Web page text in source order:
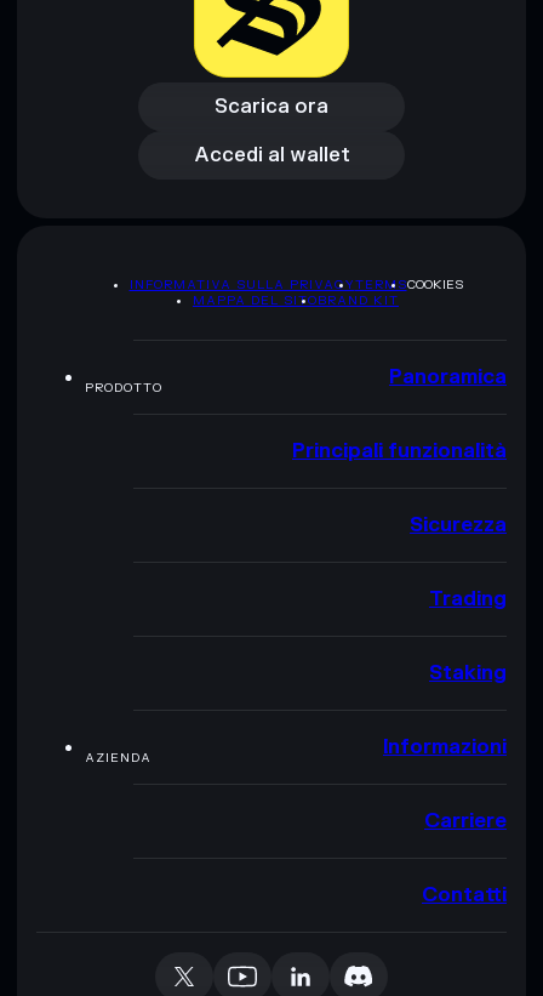
Scarica ora
Scarica ora
Accedi al wallet
Accedi al wallet
INFORMATIVA SULLA PRIVACYTERMSCOOKIES
MAPPA DEL SITOBRAND KIT
PRODOTTO Panoramica
Principali funzionalità
Sicurezza
Trading
Staking
AZIENDA Informazioni
Carriere
Contatti